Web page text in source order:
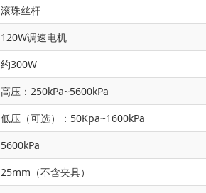
滚珠丝杆
120W调速电机
约300W
高压：250kPa~5600kPa
低压（可选）：50Kpa~1600kPa
5600kPa
25mm（不含夹具）